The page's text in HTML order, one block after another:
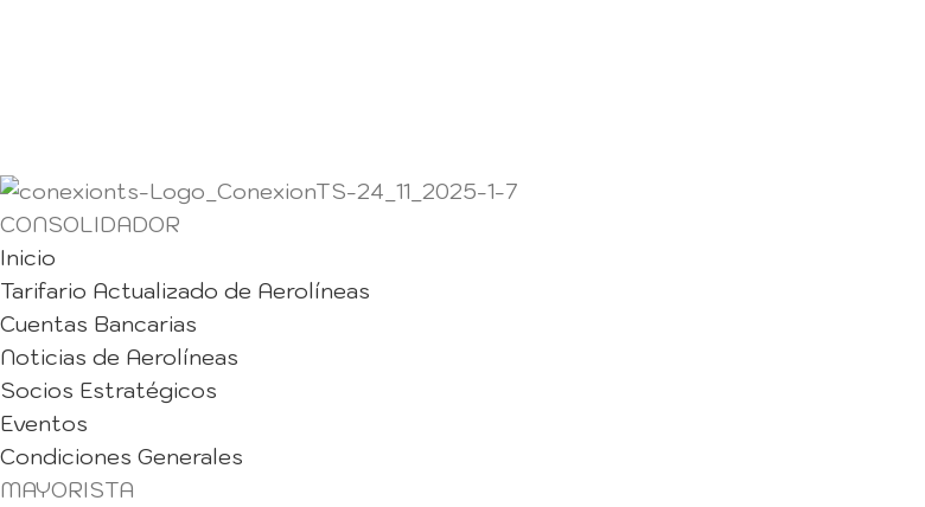
CONSOLIDADOR
Inicio
Tarifario Actualizado de Aerolíneas
Cuentas Bancarias
Noticias de Aerolíneas
Socios Estratégicos
Eventos
Condiciones Generales
MAYORISTA